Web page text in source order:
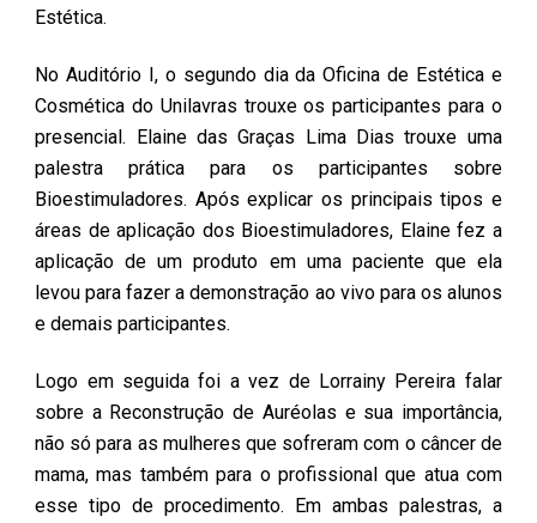
Estética.
No Auditório I, o segundo dia da Oficina de Estética e
Cosmética do Unilavras trouxe os participantes para o
presencial. Elaine das Graças Lima Dias trouxe uma
palestra prática para os participantes sobre
Bioestimuladores. Após explicar os principais tipos e
áreas de aplicação dos Bioestimuladores, Elaine fez a
aplicação de um produto em uma paciente que ela
levou para fazer a demonstração ao vivo para os alunos
e demais participantes.
Logo em seguida foi a vez de Lorrainy Pereira falar
sobre a Reconstrução de Auréolas e sua importância,
não só para as mulheres que sofreram com o câncer de
mama, mas também para o profissional que atua com
esse tipo de procedimento. Em ambas palestras, a